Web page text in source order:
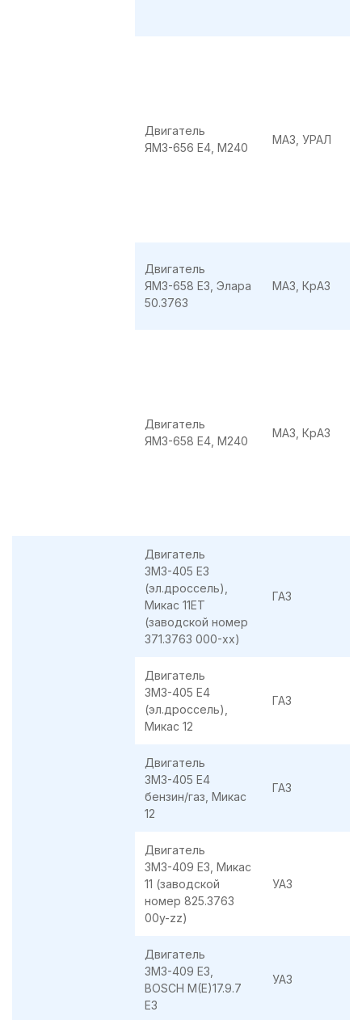
Двигатель
ЯМЗ-656 E4, M240
МАЗ, УРАЛ
Двигатель
ЯМЗ-658 E3, Элара
50.3763
МАЗ, КрАЗ
Двигатель
ЯМЗ-658 E4, M240
МАЗ, КрАЗ
Двигатель
ЗМЗ-405 Е3
(эл.дроссель),
Микас 11ET
(заводской номер
371.3763 000-хх)
ГАЗ
Двигатель
ЗМЗ-405 Е4
(эл.дроссель),
Микас 12
ГАЗ
Двигатель
ЗМЗ-405 Е4
бензин/газ, Микас
12
ГАЗ
Двигатель
ЗМЗ-409 Е3, Микас
11 (заводской
номер 825.3763
00y-zz)
УАЗ
Двигатель
ЗМЗ-409 E3,
BOSCH M(E)17.9.7
E3
УАЗ